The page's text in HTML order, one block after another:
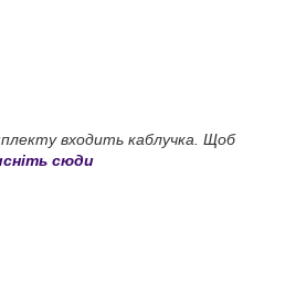
входить каблучка. Щоб
сюди